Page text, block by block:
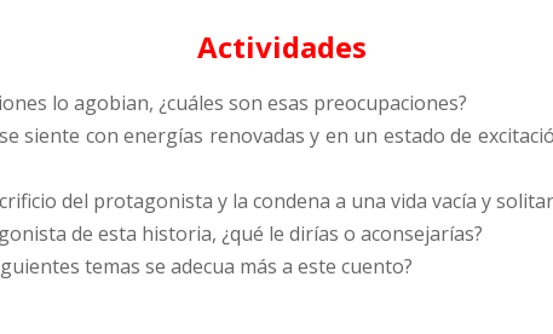
Actividades
lo agobian, ¿cuáles son esas preocupaciones?
siente con energías renovadas y en un estado de
del protagonista y la condena a una vida vacía y
de esta historia, ¿qué le dirías o aconsejarías?
temas se adecua más a este cuento?